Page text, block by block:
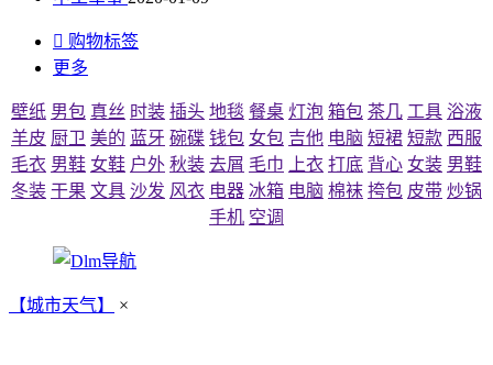
 购物标签
更多
壁纸 男包 真丝 时装 插头 地毯 餐桌 灯泡 箱包 茶几 工具 浴液
羊皮 厨卫 美的 蓝牙 碗碟 钱包 女包 吉他 电脑 短裙 短款 西服
毛衣 男鞋 女鞋 户外 秋装 去屑 毛巾 上衣 打底 背心 女装 男鞋
冬装 干果 文具 沙发 风衣 电器 冰箱 电脑 棉袜 挎包 皮带 炒锅
手机 空调
【城市天气】 ×